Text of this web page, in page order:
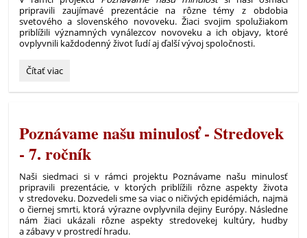
pripravili zaujímavé prezentácie na rôzne témy z obdobia
svetového a slovenského novoveku. Žiaci svojim spolužiakom
priblížili významných vynálezcov novoveku a ich objavy, ktoré
ovplyvnili každodenný život ľudí aj ďalší vývoj spoločnosti.
Poznávame
minulosť
-
ročník:
Čítať viac
Poznávame našu minulosť - Stredovek
- 7. ročník
Naši siedmaci si v rámci projektu Poznávame našu minulosť
pripravili prezentácie, v ktorých priblížili rôzne aspekty života
v stredoveku. Dozvedeli sme sa viac o ničivých epidémiách, najmä
o čiernej smrti, ktorá výrazne ovplyvnila dejiny Európy. Následne
nám žiaci ukázali rôzne aspekty stredovekej kultúry, hudby
a zábavy v prostredí hradu.